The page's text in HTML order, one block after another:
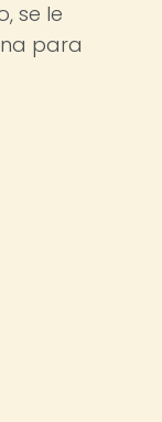
se le
para